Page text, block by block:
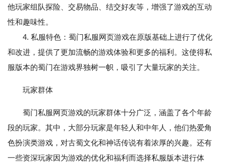
他玩家组队探险、交易物品、结交好友等，增强了游戏的互动
性和趣味性。
4. 私服特色：蜀门私服网页游戏在原版基础上进行了优化
和改进，提供了更加流畅的游戏体验和更多的福利。这使得私
服版本的蜀门在游戏界独树一帜，吸引了大量玩家的关注。
玩家群体
蜀门私服网页游戏的玩家群体十分广泛，涵盖了各个年龄
段的玩家。其中，大部分玩家是年轻人和中年人，他们热爱角
色扮演类游戏，对古蜀文化和神话传说有着浓厚的兴趣。还有
一些资深玩家因为游戏的优化和福利而选择私服版本进行体